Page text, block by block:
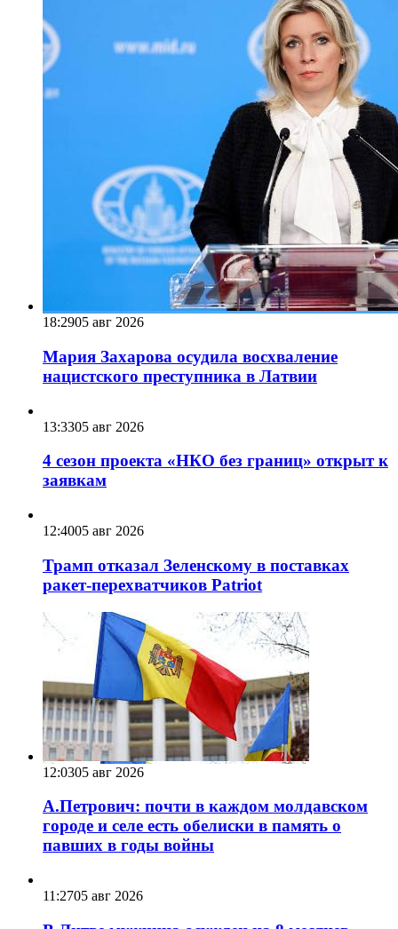
18:2905 авг 2026
Мария Захарова осудила восхваление
нацистского преступника в Латвии
13:3305 авг 2026
4 сезон проекта «НКО без границ» открыт к
заявкам
12:4005 авг 2026
Трамп отказал Зеленскому в поставках
ракет-перехватчиков Patriot
12:0305 авг 2026
А.Петрович: почти в каждом молдавском
городе и селе есть обелиски в память о
павших в годы войны
11:2705 авг 2026